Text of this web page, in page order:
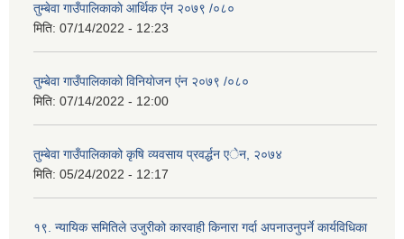
तुम्बेवा गाउँपालिकाकाे आर्थिक एंन २०७९ /०८०
मिति: 07/14/2022 - 12:23
तुम्बेवा गाउँपालिकाकाे विनियाेजन एंन २०७९ /०८०
मिति: 07/14/2022 - 12:00
तुम्बेवा गाउँपालिकाको कृषि व्यवसाय प्रवर्द्धन एेन, २०७४
मिति: 05/24/2022 - 12:17
१९. न्यायिक समितिले उजुरीको कारवाही किनारा गर्दा अपनाउनुपर्ने कार्यविधिका